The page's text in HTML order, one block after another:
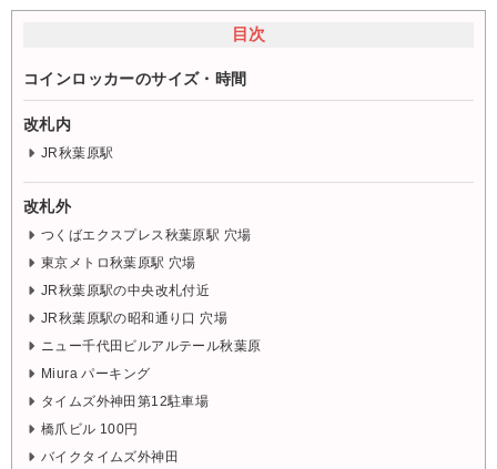
目次
コインロッカーのサイズ・時間
改札内
JR秋葉原駅
改札外
つくばエクスプレス秋葉原駅 穴場
東京メトロ秋葉原駅 穴場
JR秋葉原駅の中央改札付近
JR秋葉原駅の昭和通り口 穴場
ニュー千代田ビルアルテール秋葉原
Miura パーキング
タイムズ外神田第12駐車場
橋爪ビル 100円
バイクタイムズ外神田